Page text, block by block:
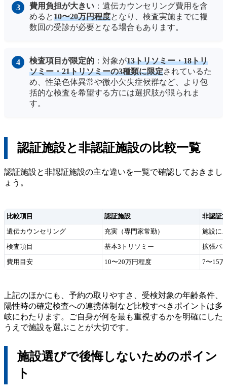
費用負担が大きい ：遺伝カウンセリング費用を含
めると10〜20万円程度となり、検査実施までに複
数回の受診が必要となる場合もあります。
検査項目が限定的 ：対象が13トリソミー・18トリ
ソミー・21トリソミーの3種類に限定されているた
め、性染色体異常や微小欠失症候群など、より包
括的な検査を希望する方には選択肢が限られま
す。
認証施設と非認証施設の比較一覧
認証施設と非認証施設の主な違いを一覧で確認しておきまし
ょう。
比較項目 認証施設 非認証
遺伝カウンセリング 充実（専門家常勤） 施設に
検査項目 基本3トリソミー 拡張パ
費用目安 10〜20万円程度 7〜15
上記のほかにも、予約の取りやすさ、受検対象の年齢条件、
陽性時の確定検査への連携体制など比較すべきポイントは多
岐にわたります。ご自身が何を最も重視するかを明確にした
うえで施設を選ぶことが大切です。
施設選びで後悔しないためのポイン
ト